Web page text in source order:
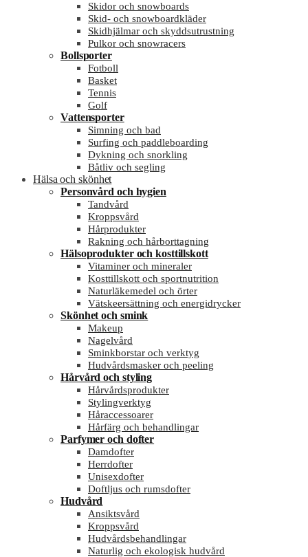
Skidor och snowboards
Skid- och snowboardkläder
Skidhjälmar och skyddsutrustning
Pulkor och snowracers
Bollsporter
Fotboll
Basket
Tennis
Golf
Vattensporter
Simning och bad
Surfing och paddleboarding
Dykning och snorkling
Båtliv och segling
Hälsa och skönhet
Personvård och hygien
Tandvård
Kroppsvård
Hårprodukter
Rakning och hårborttagning
Hälsoprodukter och kosttillskott
Vitaminer och mineraler
Kosttillskott och sportnutrition
Naturläkemedel och örter
Vätskeersättning och energidrycker
Skönhet och smink
Makeup
Nagelvård
Sminkborstar och verktyg
Hudvårdsmasker och peeling
Hårvård och styling
Hårvårdsprodukter
Stylingverktyg
Håraccessoarer
Hårfärg och behandlingar
Parfymer och dofter
Damdofter
Herrdofter
Unisexdofter
Doftljus och rumsdofter
Hudvård
Ansiktsvård
Kroppsvård
Hudvårdsbehandlingar
Naturlig och ekologisk hudvård